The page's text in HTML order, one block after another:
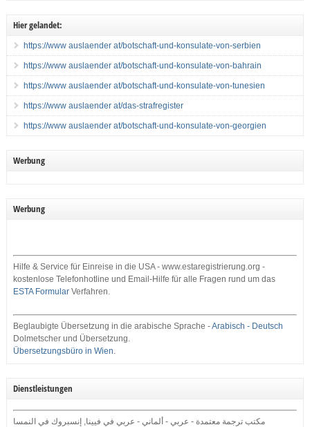
Hier gelandet:
https://www auslaender at/botschaft-und-konsulate-von-serbien
https://www auslaender at/botschaft-und-konsulate-von-bahrain
https://www auslaender at/botschaft-und-konsulate-von-tunesien
https://www auslaender at/das-strafregister
https://www auslaender at/botschaft-und-konsulate-von-georgien
Werbung
Werbung
Hilfe & Service für Einreise in die USA - www.estaregistrierung.org -
kostenlose Telefonhotline und Email-Hilfe für alle Fragen rund um das
ESTA FormularVerfahren.
Beglaubigte Übersetzung in die arabische Sprache -Arabisch - Deutsch
Dolmetscher und Übersetzung.
Übersetzungsbüro in Wien.
Dienstleistungen
مكتب ترجمة معتمدة - عربي - ألماني - عربي في فيينا, إنسبروك في النمسا